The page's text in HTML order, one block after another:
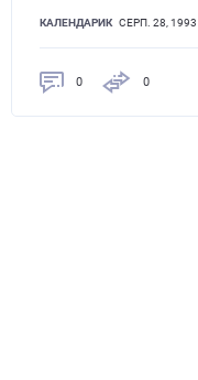
КАЛЕНДАРИК СЕРП. 28, 1993
0 0